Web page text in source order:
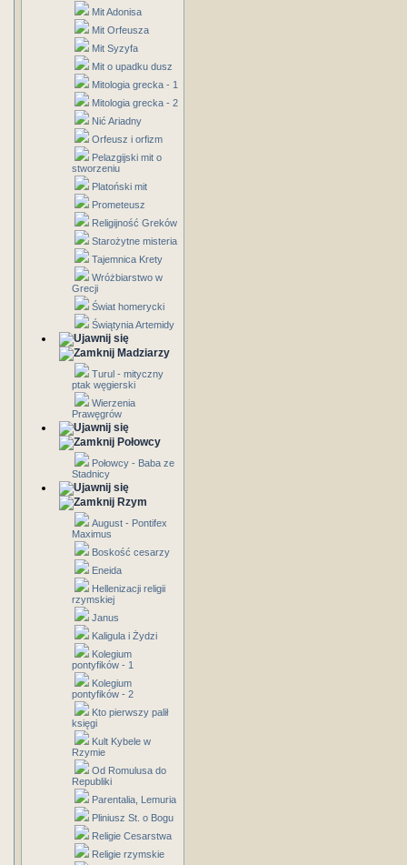
Mit Adonisa
Mit Orfeusza
Mit Syzyfa
Mit o upadku dusz
Mitologia grecka - 1
Mitologia grecka - 2
Nić Ariadny
Orfeusz i orfizm
Pelazgijski mit o
stworzeniu
Platoński mit
Prometeusz
Religijność Greków
Starożytne misteria
Tajemnica Krety
Wróżbiarstwo w
Grecji
Świat homerycki
Świątynia Artemidy
Madziarzy
Turul - mityczny
ptak węgierski
Wierzenia
Prawęgrów
Połowcy
Połowcy - Baba ze
Stadnicy
Rzym
August - Pontifex
Maximus
Boskość cesarzy
Eneida
Hellenizacji religii
rzymskiej
Janus
Kaligula i Żydzi
Kolegium
pontyfików - 1
Kolegium
pontyfików - 2
Kto pierwszy palił
księgi
Kult Kybele w
Rzymie
Od Romulusa do
Republiki
Parentalia, Lemuria
Pliniusz St. o Bogu
Religie Cesarstwa
Religie rzymskie